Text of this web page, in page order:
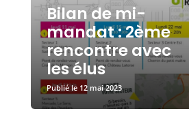
Bilan de mi-
mandat : 2ème
rencontre avec
les élus
12 mai 2023